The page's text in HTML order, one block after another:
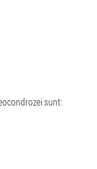
sunt: